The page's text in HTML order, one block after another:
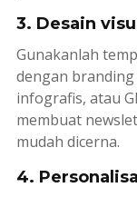
3. Desain
Gunakanlah
dengan branding
infografis, atau
membuat
mudah dicerna.
4.